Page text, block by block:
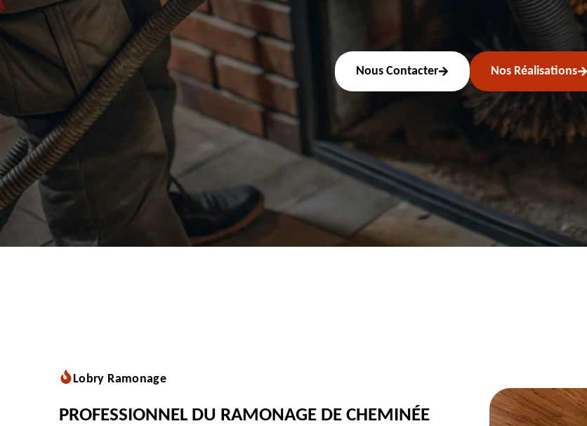
Nous Contacter Nos Réalisations
Lobry Ramonage
PROFESSIONNEL DU RAMONAGE DE CHEMINÉE